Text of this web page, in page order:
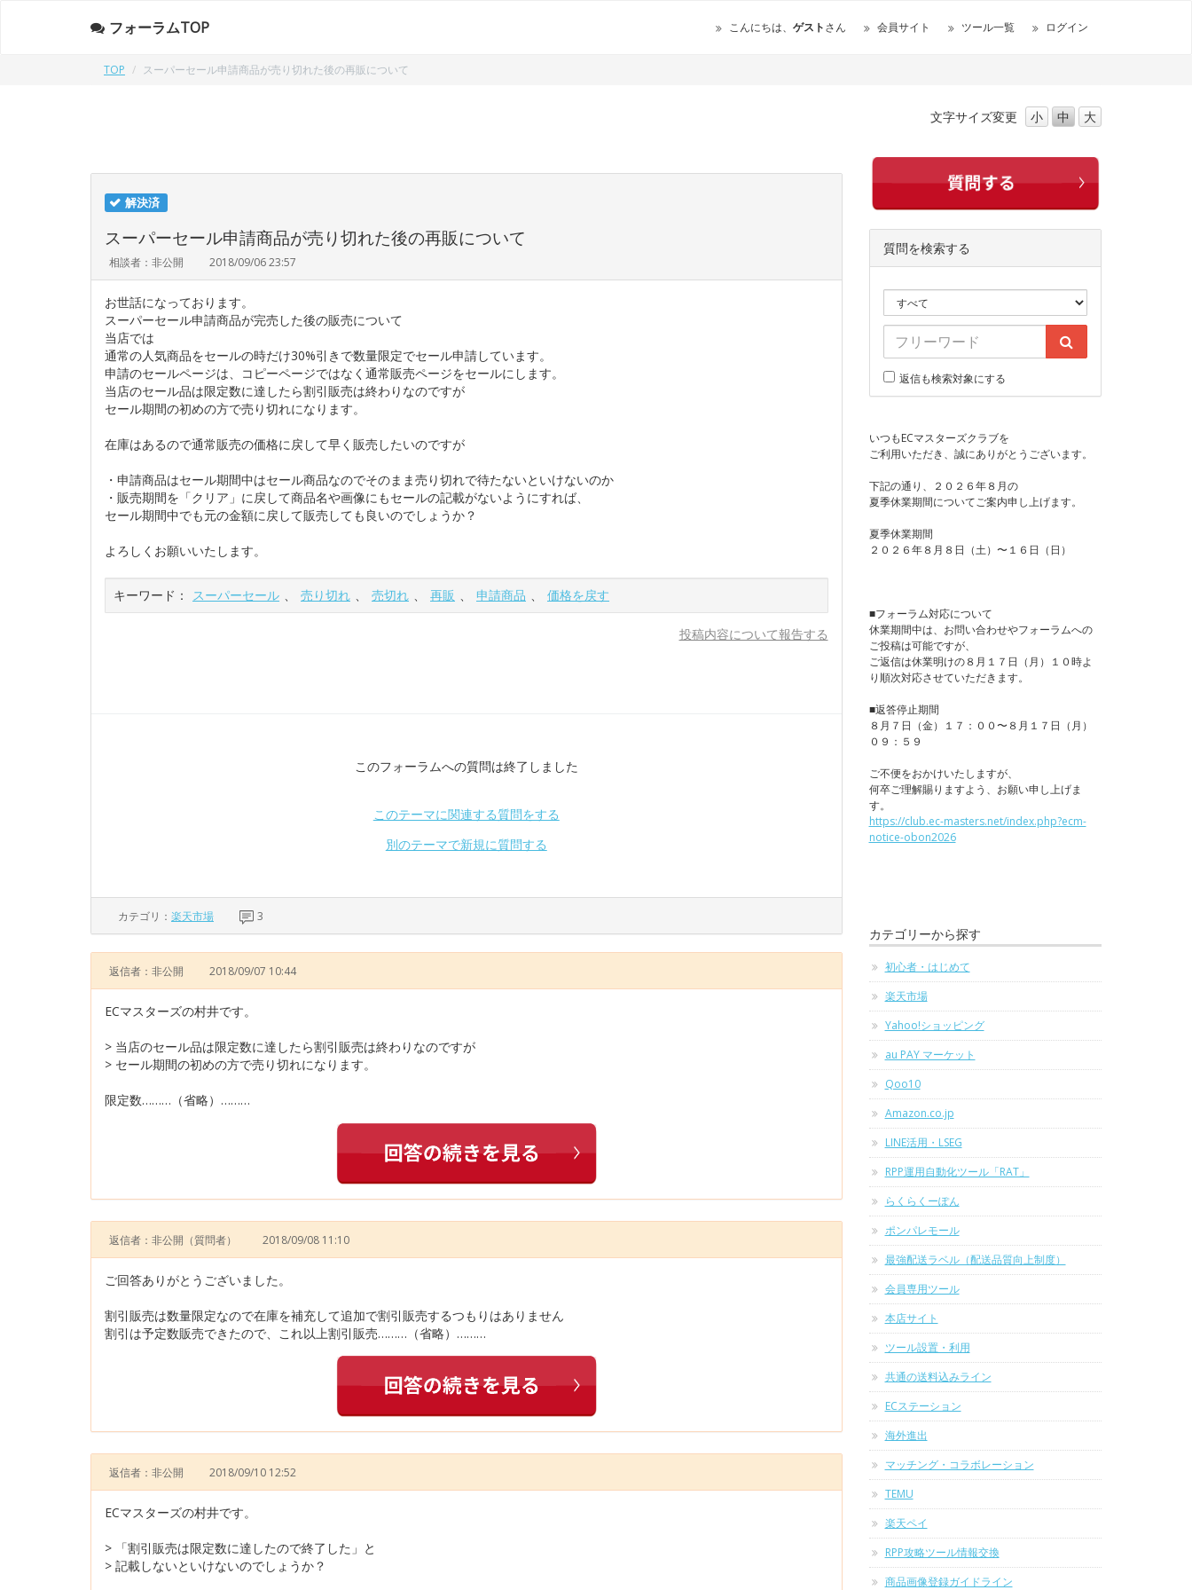
フォーラムTOP こんにちは、 ゲストさん 会員サイト ツール一覧 ログイン
TOP スーパーセール申請商品が売り切れた後の再販について
文字サイズ変更 小 中 大
解決済
スーパーセール申請商品が売り切れた後の再販について
相談者：非公開 2018/09/06 23:57
お世話になっております。
スーパーセール申請商品が完売した後の販売について
当店では
通常の人気商品をセールの時だけ30%引きで数量限定でセール申請しています。
申請のセールページは、コピーページではなく通常販売ページをセールにします。
当店のセール品は限定数に達したら割引販売は終わりなのですが
セール期間の初めの方で売り切れになります。
在庫はあるので通常販売の価格に戻して早く販売したいのですが
・申請商品はセール期間中はセール商品なのでそのまま売り切れで待たないといけないのか
・販売期間を「クリア」に戻して商品名や画像にもセールの記載がないようにすれば、
セール期間中でも元の金額に戻して販売しても良いのでしょうか？
よろしくお願いいたします。
キーワード： スーパーセール 、 売り切れ 、 売切れ 、 再販 、 申請商品 、 価格を戻す
投稿内容について報告する
このフォーラムへの質問は終了しました
このテーマに関連する質問をする
別のテーマで新規に質問する
カテゴリ： 楽天市場 3
返信者：非公開 2018/09/07 10:44
ECマスターズの村井です。
> 当店のセール品は限定数に達したら割引販売は終わりなのですが
> セール期間の初めの方で売り切れになります。
限定数………（省略）………
返信者：非公開 （質問者） 2018/09/08 11:10
ご回答ありがとうございました。
割引販売は数量限定なので在庫を補充して追加で割引販売するつもりはありません
割引は予定数販売できたので、これ以上割引販売………（省略）………
返信者：非公開 2018/09/10 12:52
ECマスターズの村井です。
> 「割引販売は限定数に達したので終了した」と
> 記載しないといけないのでしょうか？
質問を検索する
返信も検索対象にする
いつもECマスターズクラブを
ご利用いただき、誠にありがとうございます。
下記の通り、２０２６年８月の
夏季休業期間についてご案内申し上げます。
夏季休業期間
２０２６年８月８日（土）〜１６日（日）
■フォーラム対応について
休業期間中は、お問い合わせやフォーラムへの
ご投稿は可能ですが、
ご返信は休業明けの８月１７日（月）１０時よ
り順次対応させていただきます。
■返答停止期間
８月７日（金）１７：００〜８月１７日（月）
０９：５９
ご不便をおかけいたしますが、
何卒ご理解賜りますよう、お願い申し上げま
す。
https://club.ec-masters.net/index.php?ecm-
notice-obon2026
カテゴリーから探す
初心者・はじめて
楽天市場
Yahoo!ショッピング
au PAY マーケット
Qoo10
Amazon.co.jp
LINE活用・LSEG
RPP運用自動化ツール「RAT」
らくらくーぽん
ポンパレモール
最強配送ラベル（配送品質向上制度）
会員専用ツール
本店サイト
ツール設置・利用
共通の送料込みライン
ECステーション
海外進出
マッチング・コラボレーション
TEMU
楽天ペイ
RPP攻略ツール情報交換
商品画像登録ガイドライン